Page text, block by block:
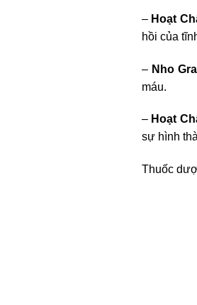
– Hoạt
hồi của
–Nho
máu.
– Hoạt
sự hình
Thuốc